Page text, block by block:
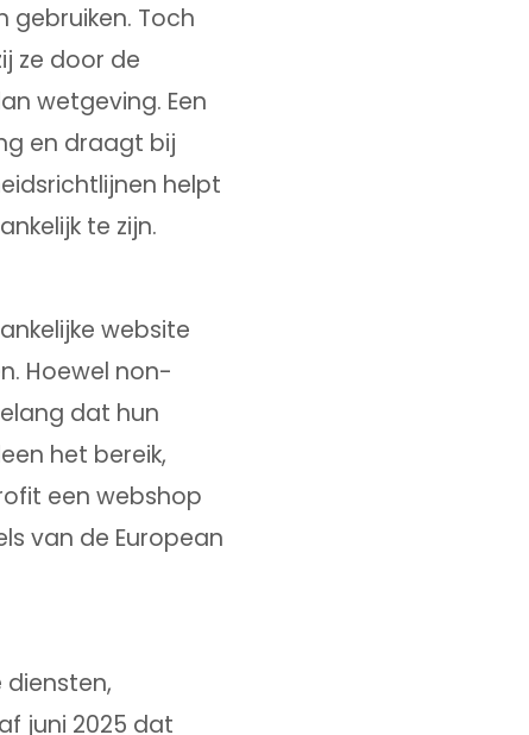
gebruiken. Toch
ze door de
wetgeving. Een
en draagt bij
helpt
te zijn.
website
Hoewel non-
dat hun
het bereik,
een webshop
van de European
juni 2025 dat